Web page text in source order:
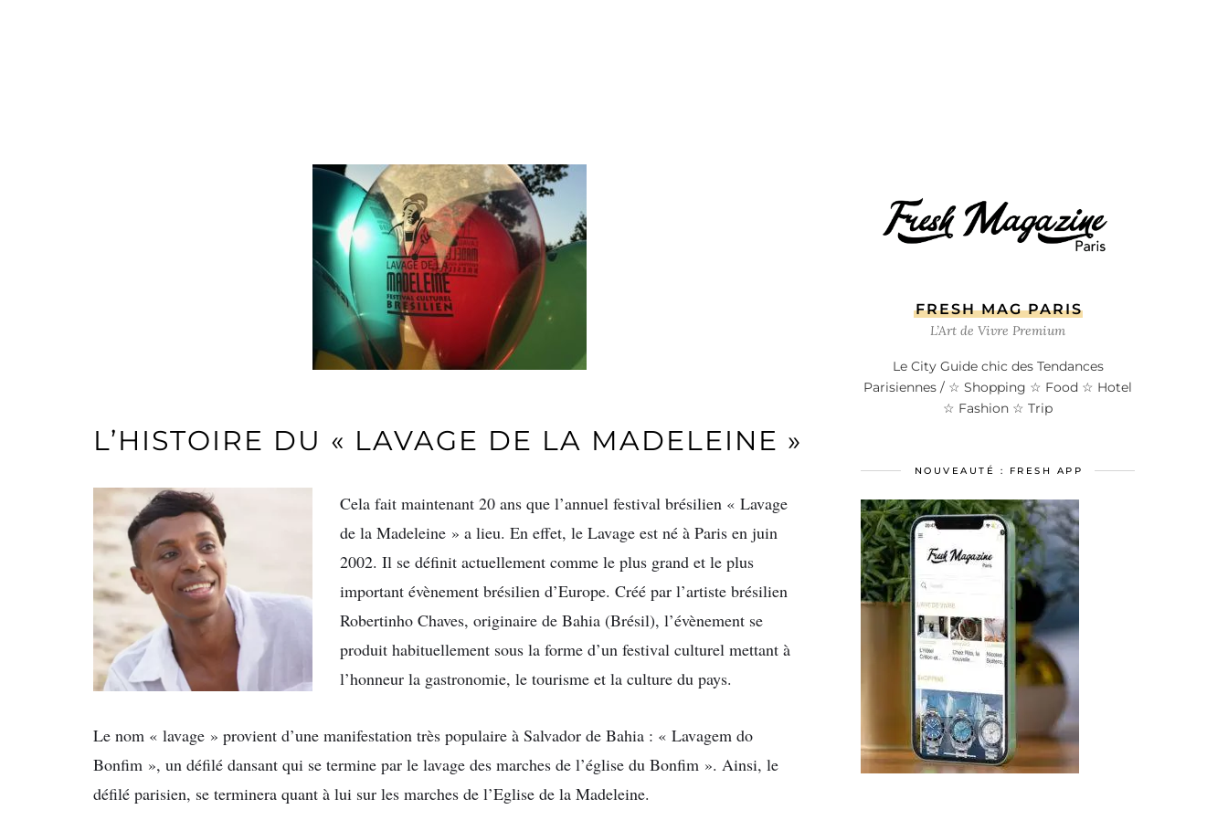
L’HISTOIRE DU « LAVAGE DE LA MADELEINE »
Cela fait maintenant 20 ans que l’annuel festival brésilien « Lavage
de la Madeleine » a lieu. En effet, le Lavage est né à Paris en juin
2002. Il se définit actuellement comme le plus grand et le plus
important évènement brésilien d’Europe. Créé par l’artiste brésilien
Robertinho Chaves, originaire de Bahia (Brésil), l’évènement se
produit habituellement sous la forme d’un festival culturel mettant à
l’honneur la gastronomie, le tourisme et la culture du pays.
Le nom « lavage » provient d’une manifestation très populaire à Salvador de Bahia : « Lavagem do
Bonfim », un défilé dansant qui se termine par le lavage des marches de l’église du Bonfim ». Ainsi, le
défilé parisien, se terminera quant à lui sur les marches de l’Eglise de la Madeleine.
FRESH MAG PARIS
L’Art de Vivre Premium
Le City Guide chic des Tendances
Parisiennes / ☆ Shopping ☆ Food ☆ Hotel
☆ Fashion ☆ Trip
NOUVEAUTÉ : FRESH APP